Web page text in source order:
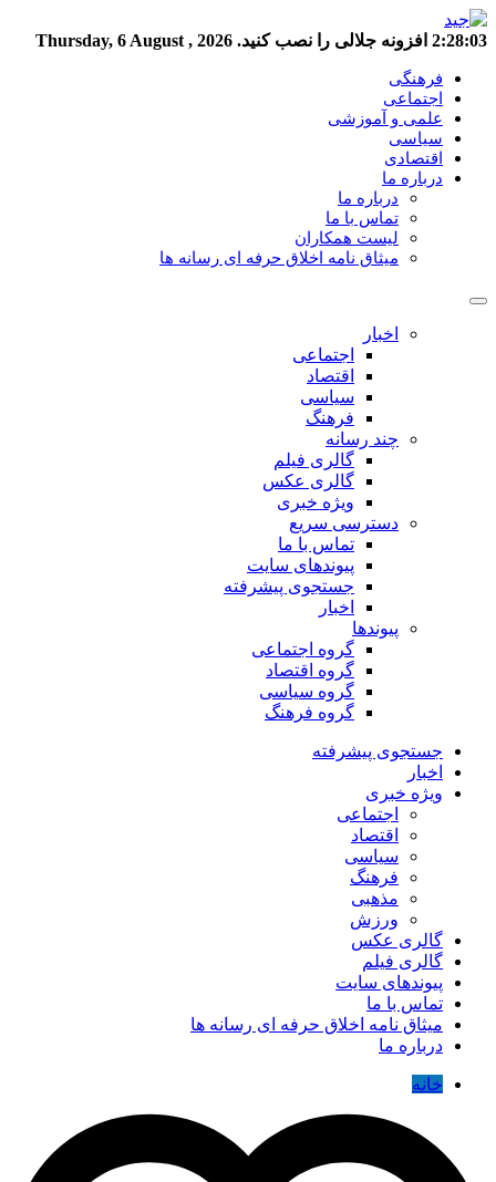
2:28:04 افزونه جلالی را نصب کنید. Thursday, 6 August , 2026
فرهنگی
اجتماعی
علمی و آموزشی
سیاسی
اقتصادی
درباره ما
درباره ما
تماس با ما
لیست همکاران
میثاق نامه اخلاق حرفه ای رسانه ها
اخبار
اجتماعی
اقتصاد
سیاسی
فرهنگ
چند رسانه
گالری فیلم
گالری عکس
ویژه خبری
دسترسی سریع
تماس با ما
پیوندهای سایت
جستجوی پیشرفته
اخبار
پیوندها
گروه اجتماعی
گروه اقتصاد
گروه سیاسی
گروه فرهنگ
جستجوی پیشرفته
اخبار
ویژه خبری
اجتماعی
اقتصاد
سیاسی
فرهنگ
مذهبی
ورزش
گالری عکس
گالری فیلم
پیوندهای سایت
تماس با ما
میثاق نامه اخلاق حرفه ای رسانه ها
درباره ما
خانه